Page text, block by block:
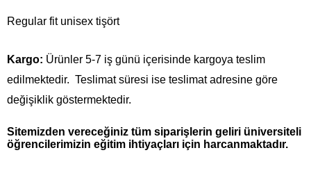
Regular fit unisex tişört
Kargo: Ürünler 5-7 iş günü içerisinde kargoya teslim
edilmektedir. Teslimat süresi ise teslimat adresine göre
değişiklik göstermektedir.
Sitemizden vereceğiniz tüm siparişlerin geliri üniversiteli
öğrencilerimizin eğitim ihtiyaçları için harcanmaktadır.